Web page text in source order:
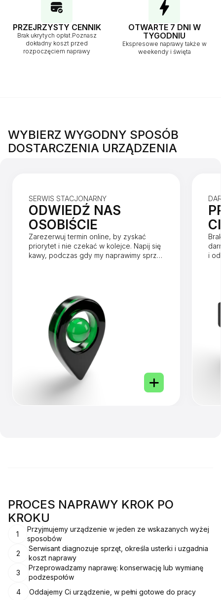
PRZEJRZYSTY CENNIK
Brak ukrytych opłat.Poznasz
dokładny koszt przed
rozpoczęciem naprawy
OTWARTE 7 DNI W
TYGODNIU
Ekspresowe naprawy także w
weekendy i święta
WYBIERZ WYGODNY SPOSÓB
DOSTARCZENIA URZĄDZENIA
SERWIS STACJONARNY
ODWIEDŹ NAS
OSOBIŚCIE
Zarezerwuj termin online, by zyskać
priorytet i nie czekać w kolejce. Napij się
kawy, podczas gdy my naprawimy sprzęt
i
PROCES NAPRAWY KROK PO
KROKU
1
Przyjmujemy urządzenie w jeden ze wskazanych wyżej
sposobów
2
Serwisant diagnozuje sprzęt, określa usterki i uzgadnia
koszt naprawy
3
Przeprowadzamy naprawę: konserwację lub wymianę
podzespołów
4
Oddajemy Ci urządzenie, w pełni gotowe do pracy